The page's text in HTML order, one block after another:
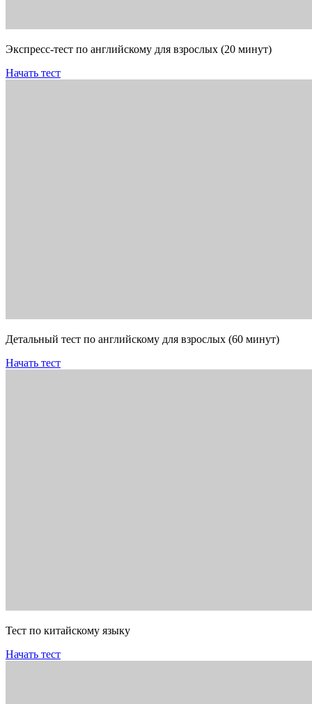
Экспресс-тест по английскому для взрослых (20 минут)
Начать тест
Детальный тест по английскому для взрослых (60 минут)
Начать тест
Тест по китайскому языку
Начать тест